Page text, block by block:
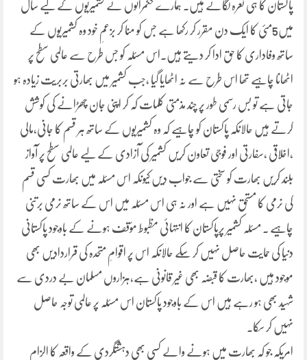
پاکستان کا ہی نعرہ لگاتے ہیں۔ ہمارے حکمرانوں نے کشمیریوں کے لیے سال
میں5مئی کا ایک دن مقرر کر رکھا ہے جس کو منا کر بزعمِ خود وہ کشمیریوں کے
ساتھ وفاداری کا حق ادا کر دیتے ہیں۔اس مسئلہ کو جس طرح سے عالمی سطح پر
اٹھانا چاہیے تھا اس طرح سے نہ اٹھایا گیا ،جب کشمیر میں بھارتی بربریت زیادہ ہو
جاتی ہے تو بس رسمی طور پر چند مذمتی کلمات کہ کر اپنی جان چھڑانے کی کوشش
کرتے ہیں حالانکہ پاکستان کو چاہیے کہ وہ کشمیریوں کے ساتھ ہر قسم کا جانی،مالی
،اخلاقی ،سفارتی اور فوجی تعاون کریں کشمیر کی آزادی کے لیے عالمی سطح پر آواز
بلند کریں بھارت کو سختی سے جواب دیں کیونکہ اس مسئلہ میں بھارت کسی قسم
کی نرمی کا مستحق نہیں ہے اور نہ ہی اس مسئلہ میں اس کے ساتھ نرمی برتنی
چاہیے ۔ مسئلہ کشمیر پرپاکستان کا انتہائی مظبوط مؤقف ہونے کے باوجود پاکستانی
دنیا کی حمایت حاصل نہیں کر سکے حالانکہ اس پر اقوامِ متحدہ کی قراردادیں بھی
موجود ہیں ،بھارت کا قبضہ بھی غیر قانونی ہے،ہزاروں مسلمان بے دردی سے
شہید بھی ہو رہے ہیں اس کے باوجود پاکستان اس مسئلہ پر عالمی توجہ حاصل
نہیں کر سکا۔
امریکہ جو کہ بھارت میں ہونے والے کسی بھی دہشتگردی کے واقعہ کا الزام